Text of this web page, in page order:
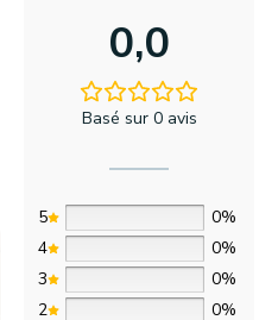
0,0
Basé sur 0 avis
5
0%
4
0%
3
0%
2
0%